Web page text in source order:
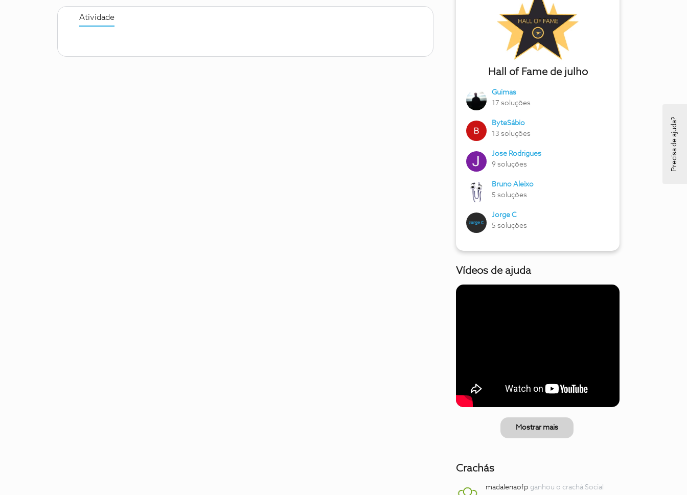
Atividade
Hall of Fame de julho
Guimas
17 soluções
ByteSábio
13 soluções
Jose Rodrigues
9 soluções
Bruno Aleixo
5 soluções
Jorge C
5 soluções
Vídeos de ajuda
Mostrar mais
Crachás
madalenaofp ganhou o crachá Social
Precisa de ajuda?